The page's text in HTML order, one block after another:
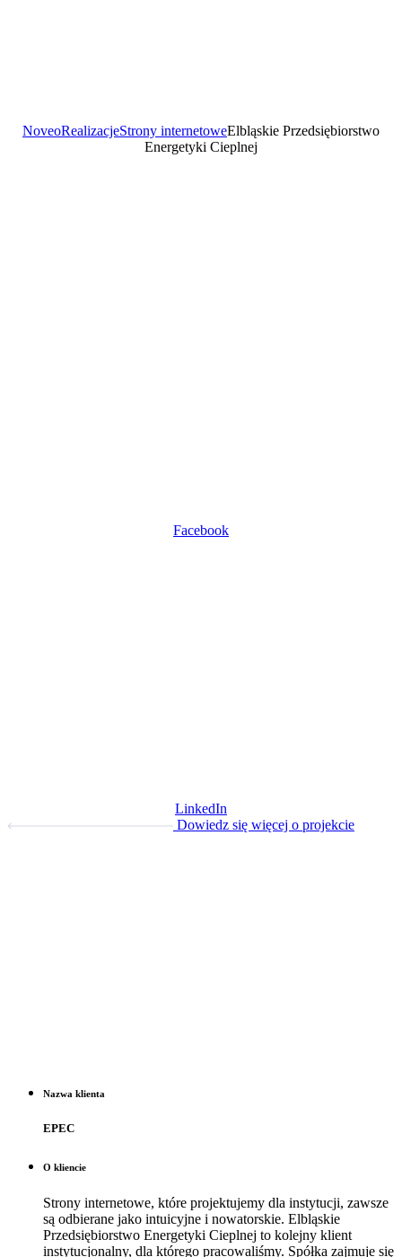
NoveoRealizacjeStrony internetoweElbląskie Przedsiębiorstwo
Energetyki Cieplnej
Facebook
LinkedIn
Dowiedz się więcej o projekcie
Nazwa klienta
EPEC
O kliencie
Strony internetowe, które projektujemy dla instytucji, zawsze
są odbierane jako intuicyjne i nowatorskie. Elbląskie
Przedsiębiorstwo Energetyki Cieplnej to kolejny klient
instytucjonalny, dla którego pracowaliśmy. Spółka zajmuje się